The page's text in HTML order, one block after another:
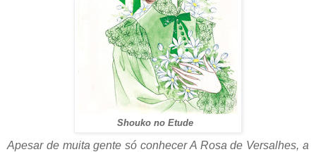
Shouko no Etude
Apesar de muita gente só conhecer A Rosa de Versalhes, a